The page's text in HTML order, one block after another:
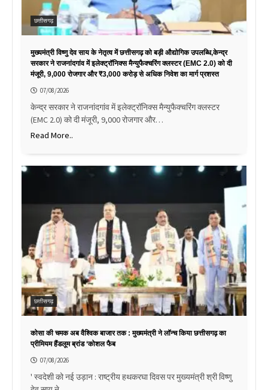
छत्तीसगढ़
मुख्यमंत्री विष्णु देव साय के नेतृत्व में छत्तीसगढ़ को बड़ी औद्योगिक उपलब्धि,केन्द्र
सरकार ने राजनांदगांव में इलेक्ट्रॉनिक्स मैन्युफैक्चरिंग क्लस्टर (EMC 2.0) को दी
मंजूरी, 9,000 रोजगार और ₹3,000 करोड़ से अधिक निवेश का मार्ग प्रशस्त
07/08/2026
केन्द्र सरकार ने राजनांदगांव में इलेक्ट्रॉनिक्स मैन्युफैक्चरिंग क्लस्टर
(EMC 2.0) को दी मंजूरी, 9,000 रोजगार और…
Read More..
छत्तीसगढ़
कोसा की चमक अब वैश्विक बाजार तक : मुख्यमंत्री ने लॉन्च किया छत्तीसगढ़ का
प्रीमियम हैंडलूम ब्रांड ‘कोशल फैब
07/08/2026
' स्वदेशी को नई उड़ान : राष्ट्रीय हथकरघा दिवस पर मुख्यमंत्री श्री विष्णु